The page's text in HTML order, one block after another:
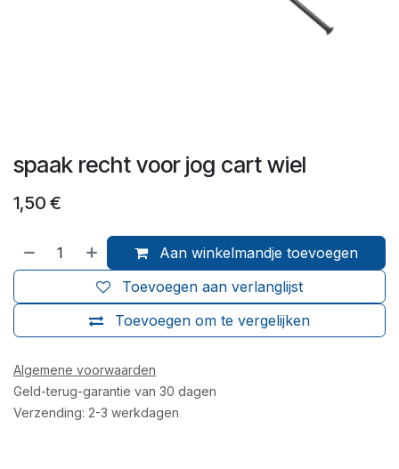
spaak recht voor jog cart wiel
1,50 €
Aan winkelmandje toevoegen
Toevoegen om te vergelijken
Toevoegen aan verlanglijst
Algemene voorwaarden
Geld-terug-garantie van 30 dagen
Verzending: 2-3 werkdagen